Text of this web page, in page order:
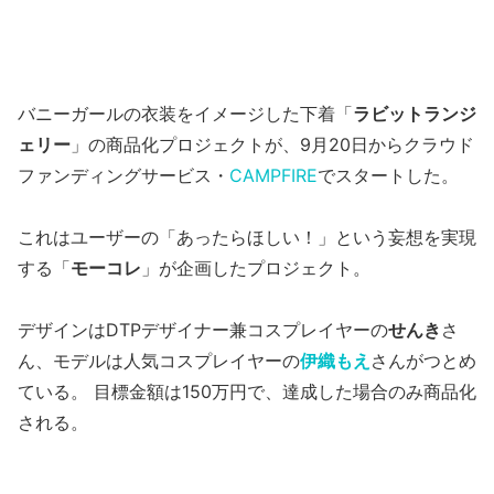
バニーガールの衣装をイメージした下着「ラビットランジ
ェリー 」の商品化プロジェクトが、9月20日からクラウド
ファンディングサービス・ CAMPFIREでスタートした。
これはユーザーの「あったらほしい！」という妄想を実現
する「モーコレ 」が企画したプロジェクト。
デザインはDTPデザイナー兼コスプレイヤーのせんき さ
ん、モデルは人気コスプレイヤーの伊織もえ さんがつとめ
ている。 目標金額は150万円で、達成した場合のみ商品化
される。